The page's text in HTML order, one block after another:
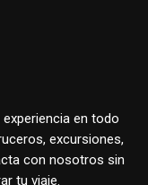
en todo
excursiones,
con nosotros sin
tu viaje.